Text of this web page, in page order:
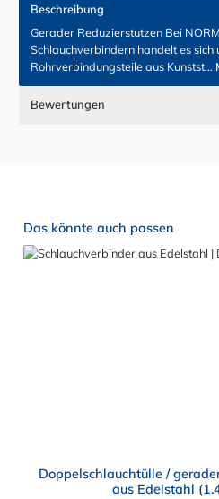
Beschreibung
Gerader Reduzierstutzen Bei
Schlauchverbindern handelt es sich
Rohrverbindungsteile aus Kunstst…
Bewertungen
Produktgalerie überspringen
Das könnte auch passen
Doppelschlauchtülle /
aus Edelstahl